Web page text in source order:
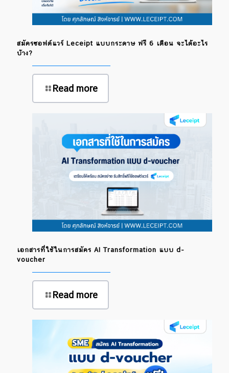
สมัครซอฟต์แวร์ Leceipt แบบกระดาษ ฟรี 6 เดือน จะได้อะไร
บ้าง?
Read more
เอกสารที่ใช้ในการสมัคร AI Transformation แบบ d-
voucher
Read more